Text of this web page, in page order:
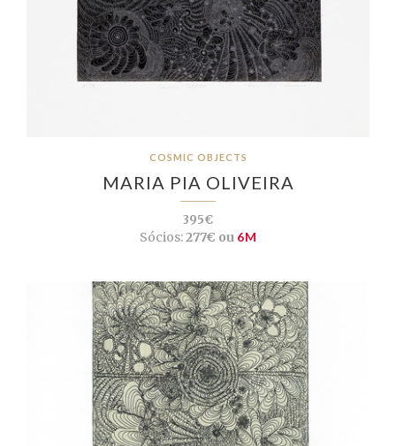
COSMIC OBJECTS
MARIA PIA OLIVEIRA
395€
Sócios:277€ ou 6M